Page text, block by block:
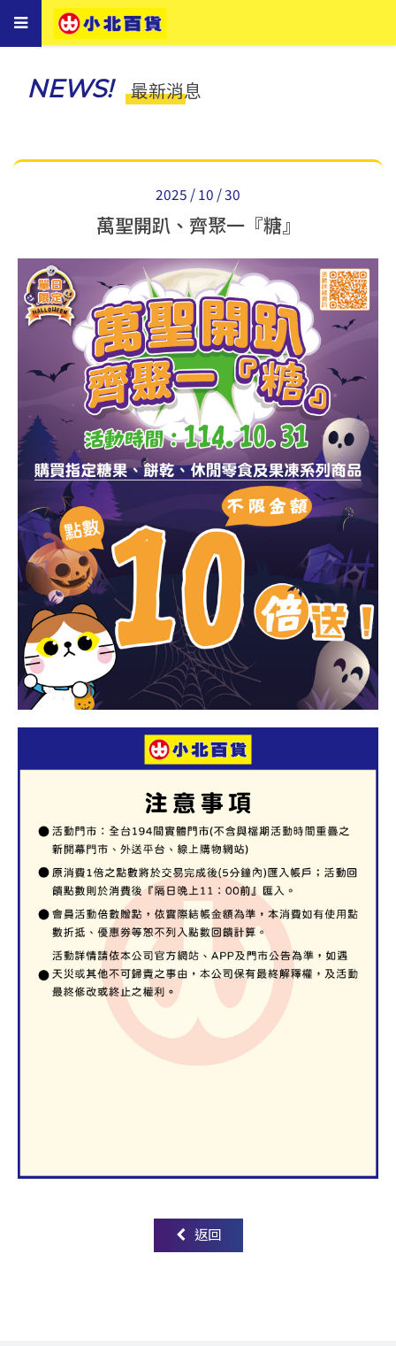
Toggle
navigation
NEWS! 最新消息
2025 / 10 / 30
萬聖開趴、齊聚一『糖』
返回